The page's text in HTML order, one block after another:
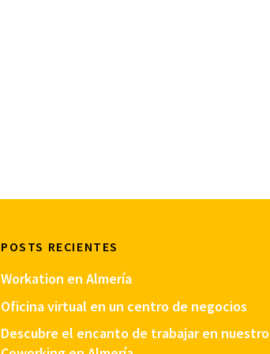
POSTS RECIENTES
Workation en Almería
Oficina virtual en un centro de negocios
Descubre el encanto de trabajar en nuestro